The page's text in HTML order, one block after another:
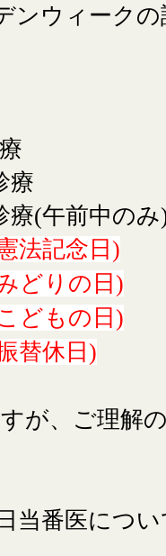
ウィークの
療
(午前中のみ
記念日)
どりの日)
どもの日)
替休日)
が、ご理解
当番医につい